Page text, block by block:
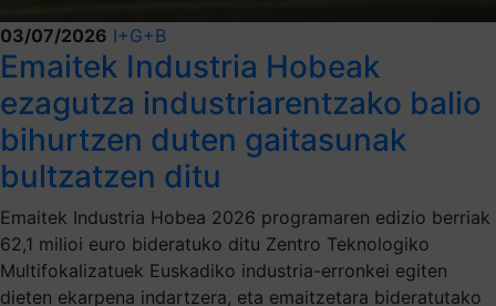
03/07/2026 I+G+B
Emaitek Industria Hobeak
ezagutza industriarentzako balio
bihurtzen duten gaitasunak
bultzatzen ditu
Emaitek Industria Hobea 2026 programaren edizio berriak
62,1 milioi euro bideratuko ditu Zentro Teknologiko
Multifokalizatuek Euskadiko industria-erronkei egiten
dieten ekarpena indartzera, eta emaitzetara bideratutako